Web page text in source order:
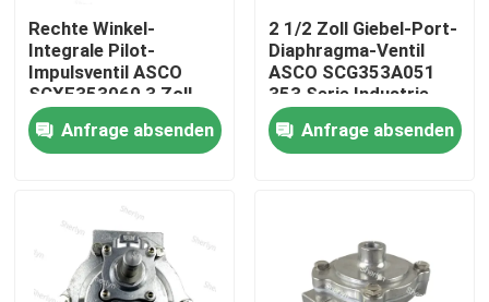
Produkte
Rechte Winkel-
Integrale Pilot-
Impulsventil ASCO
SCXE353060 3 Zoll
Stabiler Arbeitsdruck
Anfrage absenden
2 1/2 Zoll Giebel-Port-
Diaphragma-Ventil
ASCO SCG353A051
353 Serie Industrie-
Staubreinigung
Anfrage absenden